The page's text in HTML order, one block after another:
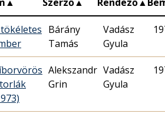
Bárány
Tamás
Vadász
Gyula
Alekszandr
Grin
Vadász
Gyula